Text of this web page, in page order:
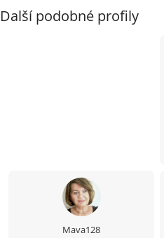
Další podobné profily
Mava128